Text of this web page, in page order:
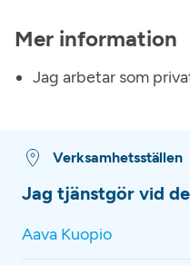
Mer information
Jag arbetar som
Verksamhetsställen
Jag tjänstgör vid
Aava Kuopio